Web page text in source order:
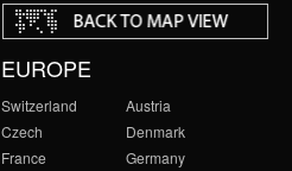
EUROPE
Switzerland
Austria
Czech
Denmark
France
Germany